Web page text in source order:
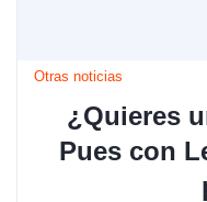
Otras noticias
¿Quieres
Pues con